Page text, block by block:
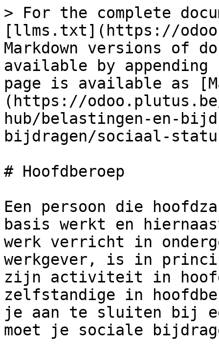
> For the complete
[llms.txt](https://
Markdown versions of
available by
page is available as
(https://
hub/belastingen-en-
bijdragen/sociaal-
# Hoofdberoep
Een persoon die
basis werkt en
werk verricht in
werkgever, is in
zijn activiteit in
zelfstandige in
je aan te sluiten bij
moet je sociale